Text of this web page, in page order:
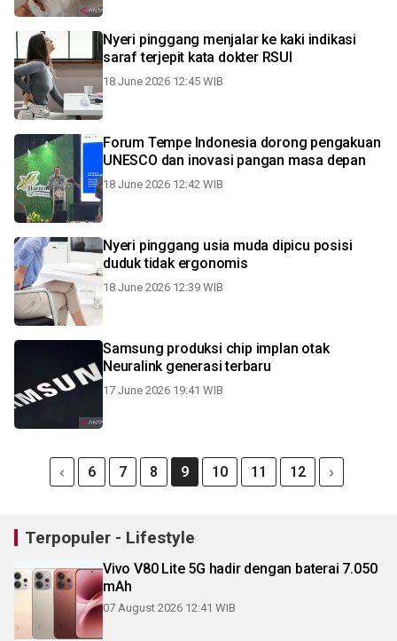
Nyeri pinggang menjalar ke kaki indikasi
saraf terjepit kata dokter RSUI
18 June 2026 12:45 WIB
Forum Tempe Indonesia dorong pengakuan
UNESCO dan inovasi pangan masa depan
18 June 2026 12:42 WIB
Nyeri pinggang usia muda dipicu posisi
duduk tidak ergonomis
18 June 2026 12:39 WIB
Samsung produksi chip implan otak
Neuralink generasi terbaru
17 June 2026 19:41 WIB
6 7 8 9 10 11 12
Terpopuler - Lifestyle
Vivo V80 Lite 5G hadir dengan baterai 7.050
mAh
07 August 2026 12:41 WIB